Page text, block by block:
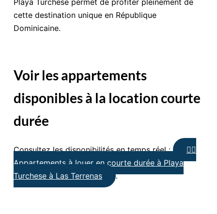
Playa Turchese permet de profiter pleinement de
cette destination unique en République
Dominicaine.
Voir les appartements
disponibles à la location courte
durée
Consultez les disponibilités en temps réel :
👉🏼
Appartements à louer en courte durée à Playa
Turchese à Las Terrenas
.